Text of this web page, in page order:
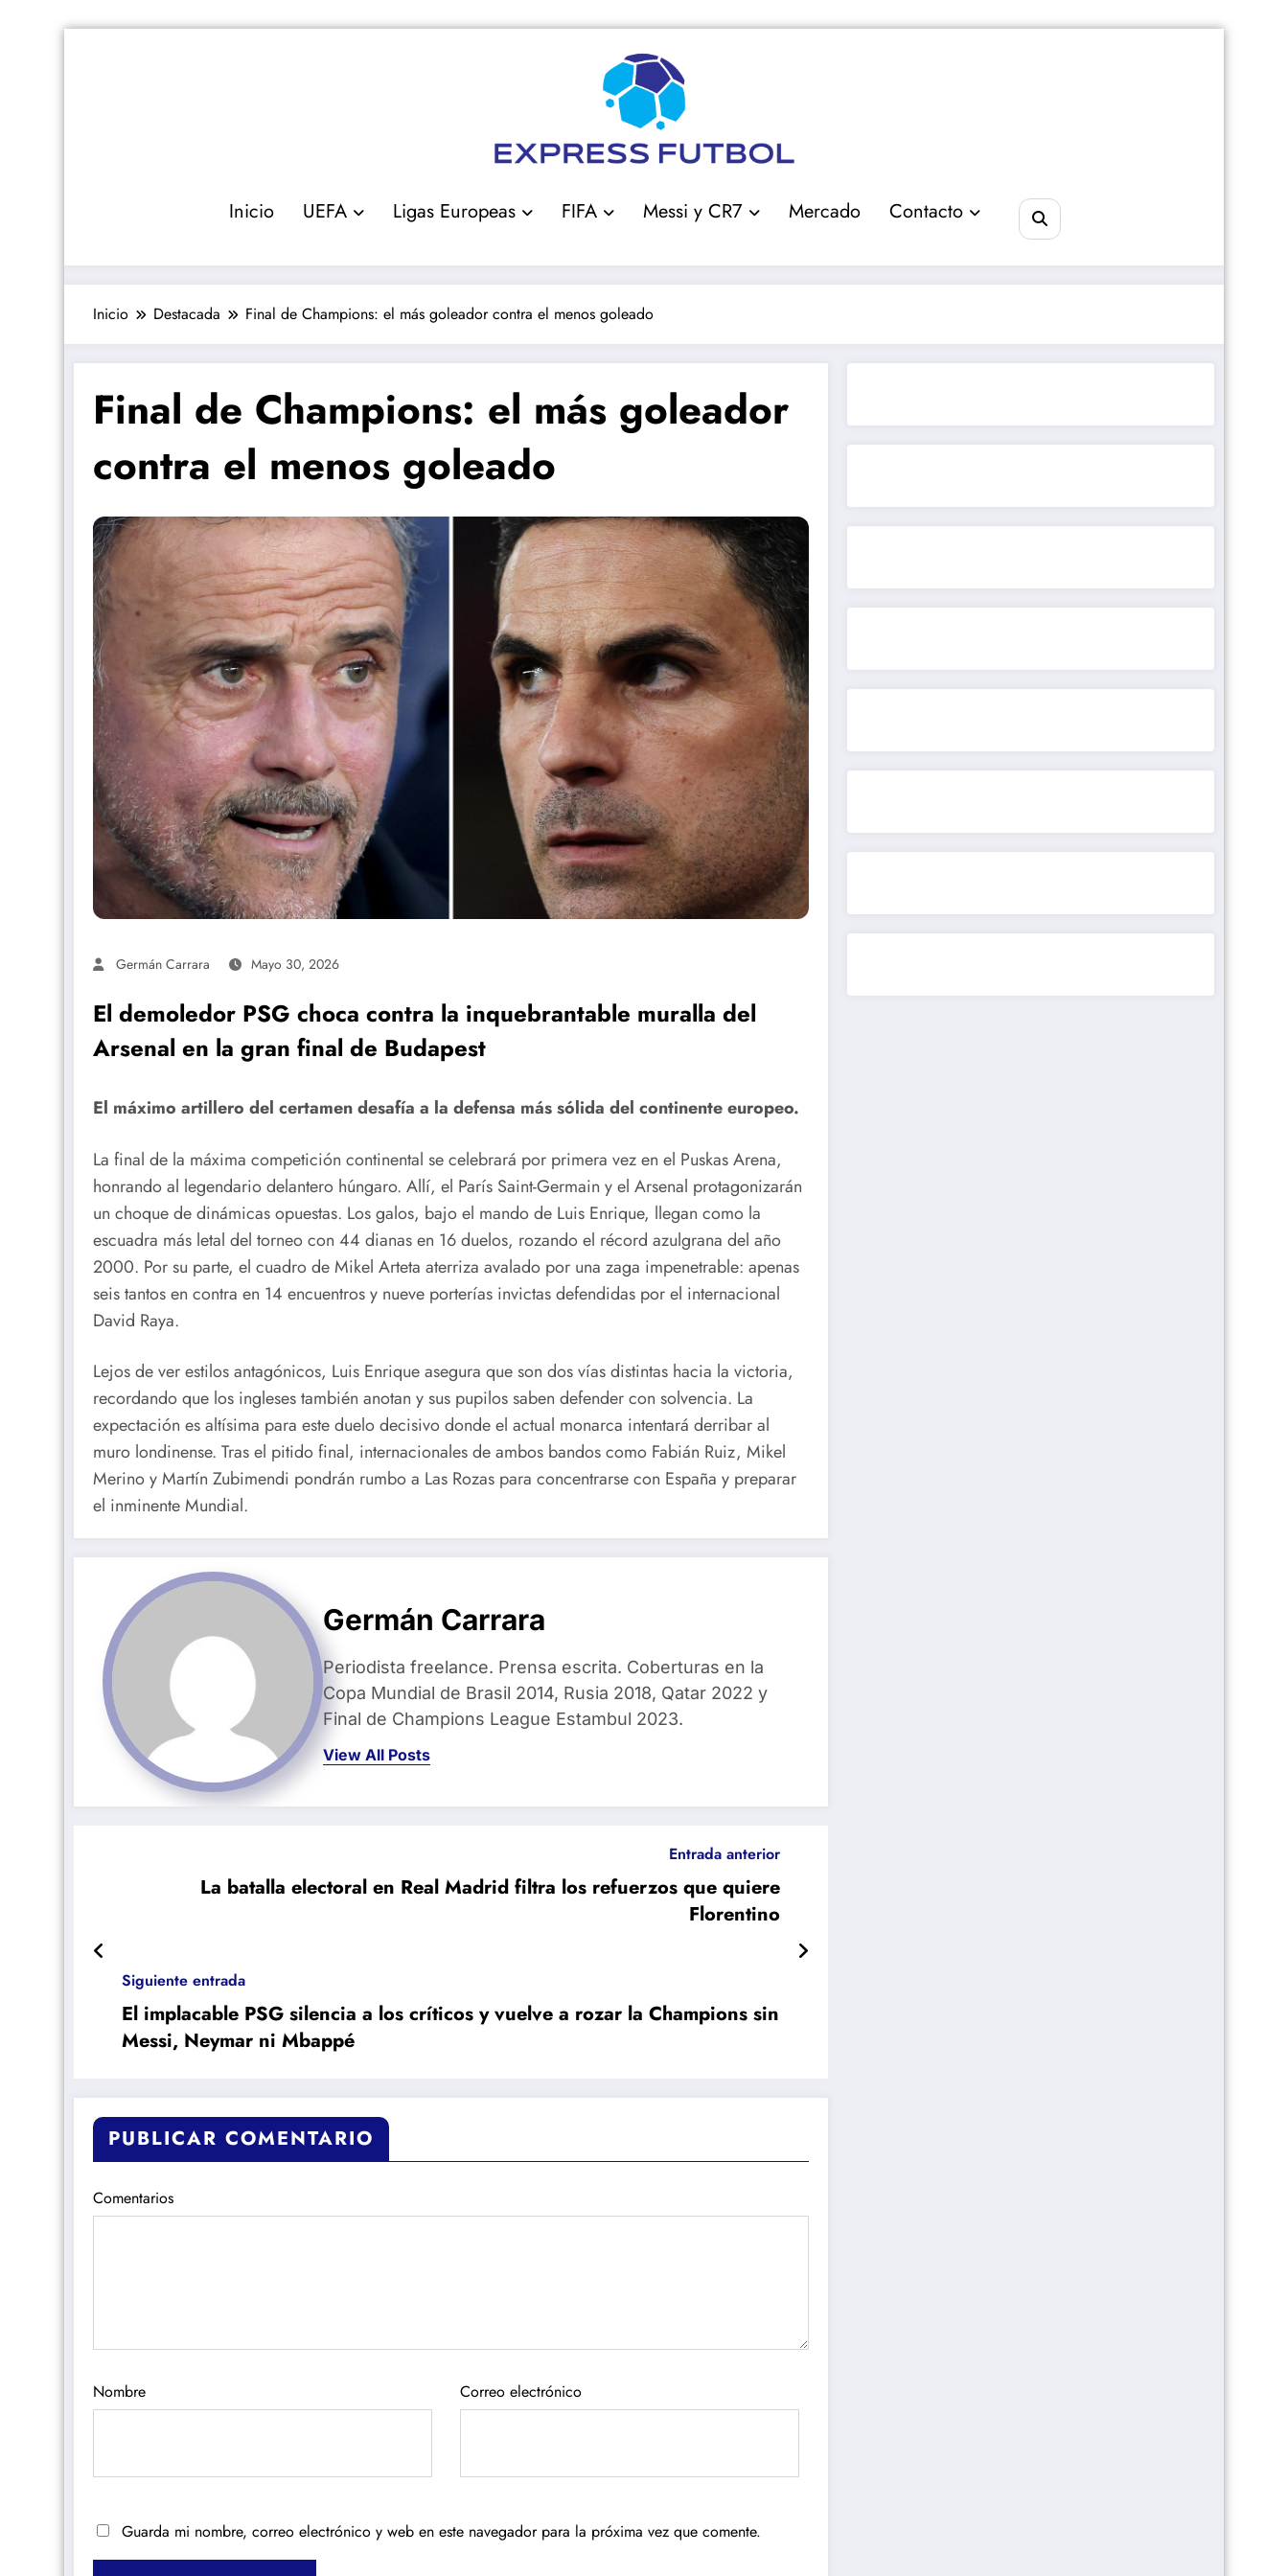
Inicio UEFA Ligas Europeas FIFA Messi y CR7 Mercado Contacto
Inicio Destacada Final de Champions: el más goleador contra el menos goleado
Final de Champions: el más goleador
contra el menos goleado
Germán Carrara Mayo 30, 2026
El demoledor PSG choca contra la inquebrantable muralla del
Arsenal en la gran final de Budapest
El máximo artillero del certamen desafía a la defensa más sólida del continente europeo.
La final de la máxima competición continental se celebrará por primera vez en el Puskas Arena,
honrando al legendario delantero húngaro. Allí, el París Saint-Germain y el Arsenal protagonizarán
un choque de dinámicas opuestas. Los galos, bajo el mando de Luis Enrique, llegan como la
escuadra más letal del torneo con 44 dianas en 16 duelos, rozando el récord azulgrana del año
2000. Por su parte, el cuadro de Mikel Arteta aterriza avalado por una zaga impenetrable: apenas
seis tantos en contra en 14 encuentros y nueve porterías invictas defendidas por el internacional
David Raya.
Lejos de ver estilos antagónicos, Luis Enrique asegura que son dos vías distintas hacia la victoria,
recordando que los ingleses también anotan y sus pupilos saben defender con solvencia. La
expectación es altísima para este duelo decisivo donde el actual monarca intentará derribar al
muro londinense. Tras el pitido final, internacionales de ambos bandos como Fabián Ruiz, Mikel
Merino y Martín Zubimendi pondrán rumbo a Las Rozas para concentrarse con España y preparar
el inminente Mundial.
Germán Carrara
Periodista freelance. Prensa escrita. Coberturas en la
Copa Mundial de Brasil 2014, Rusia 2018, Qatar 2022 y
Final de Champions League Estambul 2023.
View All Posts
Entrada anterior
La batalla electoral en Real Madrid filtra los refuerzos que quiere
Florentino
Siguiente entrada
El implacable PSG silencia a los críticos y vuelve a rozar la Champions sin
Messi, Neymar ni Mbappé
PUBLICAR COMENTARIO
Comentarios
Nombre Correo electrónico
Guarda mi nombre, correo electrónico y web en este navegador para la próxima vez que comente.